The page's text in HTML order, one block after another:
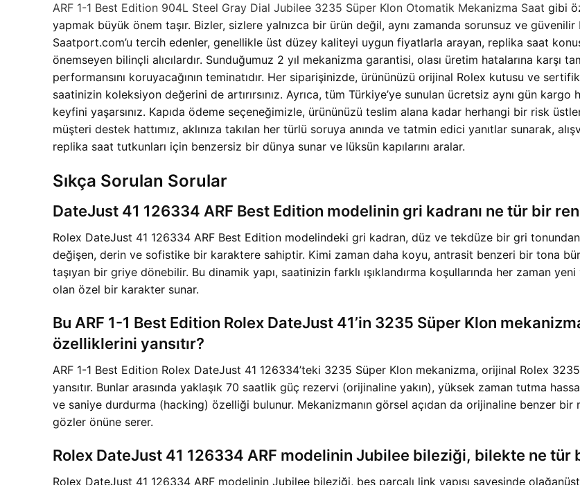
ARF 1-1 Best Edition 904L Steel Gray Dial Jubilee 3235 Süper Klon Otomatik Mekanizma Saat gibi
yapmak büyük önem taşır. Bizler, sizlere yalnızca bir ürün değil, aynı zamanda sorunsuz ve
Saatport.com’u tercih edenler, genellikle üst düzey kaliteyi uygun fiyatlarla arayan, replika saat
önemseyen bilinçli alıcılardır. Sunduğumuz 2 yıl mekanizma garantisi, olası üretim hatalarına karşı
performansını koruyacağının teminatıdır. Her siparişinizde, ürününüzü orijinal Rolex kutusu ve
saatinizin koleksiyon değerini de artırırsınız. Ayrıca, tüm Türkiye’ye sunulan ücretsiz aynı gün
keyfini yaşarsınız. Kapıda ödeme seçeneğimizle, ürününüzü teslim alana kadar herhangi bir risk
müşteri destek hattımız, aklınıza takılan her türlü soruya anında ve tatmin edici yanıtlar sunarak,
replika saat tutkunları için benzersiz bir dünya sunar ve lüksün kapılarını aralar.
Sıkça Sorulan Sorular
DateJust 41 126334 ARF Best Edition modelinin gri kadranı ne tür bir
Rolex DateJust 41 126334 ARF Best Edition modelindeki gri kadran, düz ve tekdüze bir gri tonundan
değişen, derin ve sofistike bir karaktere sahiptir. Kimi zaman daha koyu, antrasit benzeri bir tona
taşıyan bir griye dönebilir. Bu dinamik yapı, saatinizin farklı ışıklandırma koşullarında her zaman
olan özel bir karakter sunar.
Bu ARF 1-1 Best Edition Rolex DateJust 41’in 3235 Süper Klon
özelliklerini yansıtır?
ARF 1-1 Best Edition Rolex DateJust 41 126334’teki 3235 Süper Klon mekanizma, orijinal Rolex
yansıtır. Bunlar arasında yaklaşık 70 saatlik güç rezervi (orijinaline yakın), yüksek zaman tutma
ve saniye durdurma (hacking) özelliği bulunur. Mekanizmanın görsel açıdan da orijinaline benzer bir
gözler önüne serer.
Rolex DateJust 41 126334 ARF modelinin Jubilee bileziği, bilekte ne
Rolex DateJust 41 126334 ARF modelinin Jubilee bileziği, beş parçalı link yapısı sayesinde